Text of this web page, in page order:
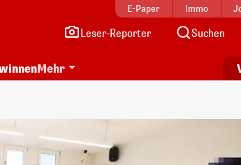
E-Paper Immo
Leser-Reporter Suchen
Mehr